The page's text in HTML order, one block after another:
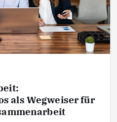
als Wegweiser für